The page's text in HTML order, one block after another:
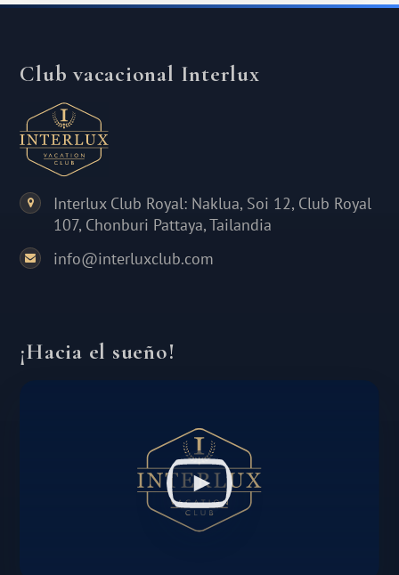
Club vacacional Interlux
Interlux Club Royal: Naklua, Soi 12, Club Royal
107, Chonburi Pattaya, Tailandia
info@interluxclub.com
¡Hacia el sueño!